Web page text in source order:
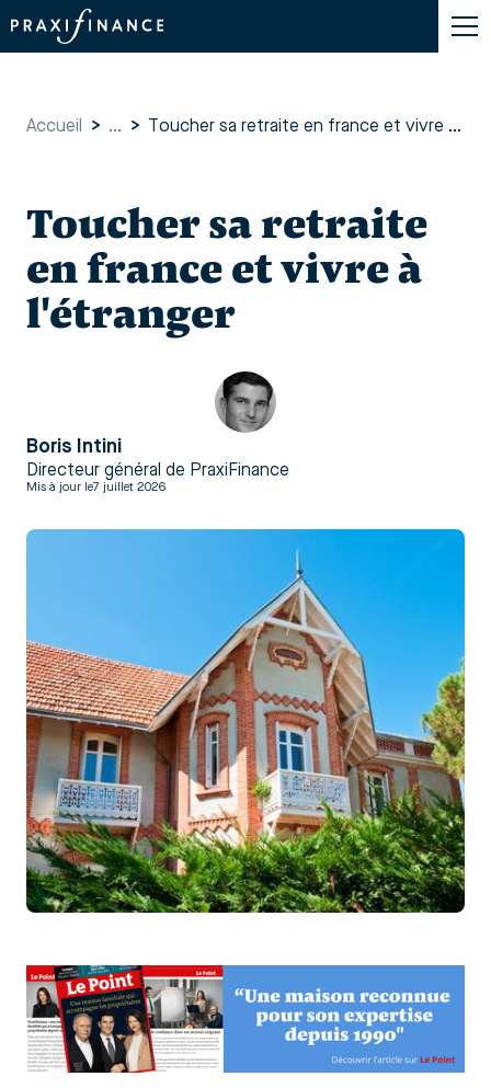
Accueil > ... > Toucher sa retraite en france et vivre à l'étranger
Toucher sa retraite
en france et vivre à
l'étranger
Boris Intini
Directeur général de PraxiFinance
Mis à jour le7 juillet 2026